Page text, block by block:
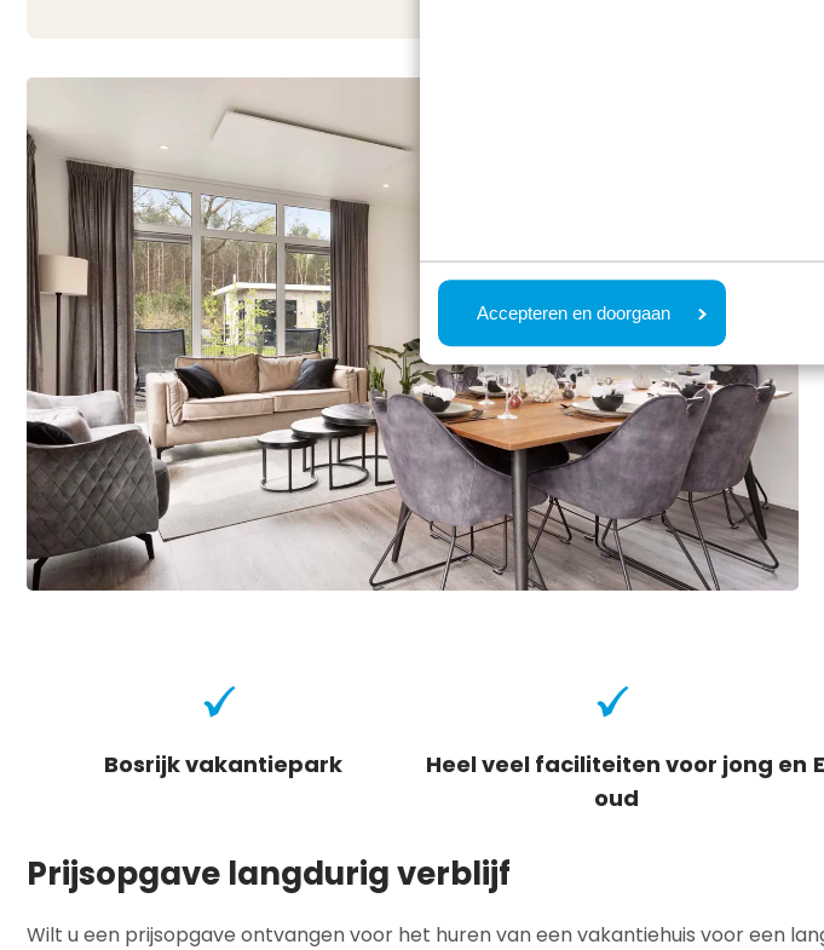
Accepteren en doorgaan
Bosrijk vakantiepark
Heel veel faciliteiten voor jong en
oud
Prijsopgave langdurig verblijf
Wilt u een prijsopgave ontvangen voor het huren van een vakantiehuis voor een